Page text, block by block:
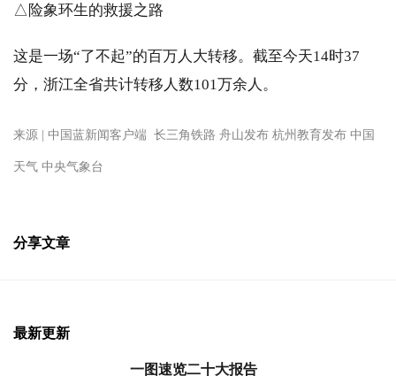
△险象环生的救援之路
这是一场“了不起”的百万人大转移。截至今天14时37
分，浙江全省共计转移人数101万余人。
来源 | 中国蓝新闻客户端 长三角铁路 舟山发布 杭州教育发布 中国
天气 中央气象台
分享文章
最新更新
一图速览二十大报告